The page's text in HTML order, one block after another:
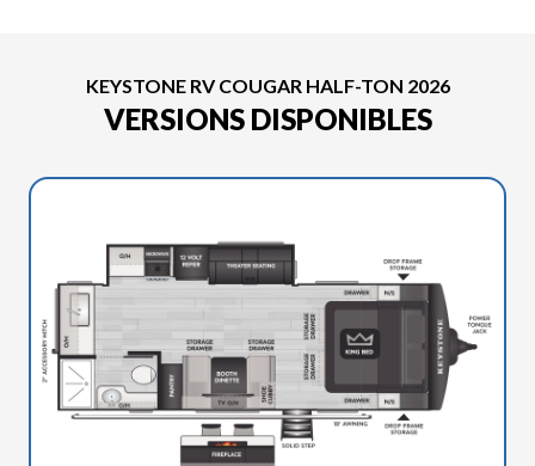
KEYSTONE RV COUGAR HALF-TON 2026
VERSIONS DISPONIBLES